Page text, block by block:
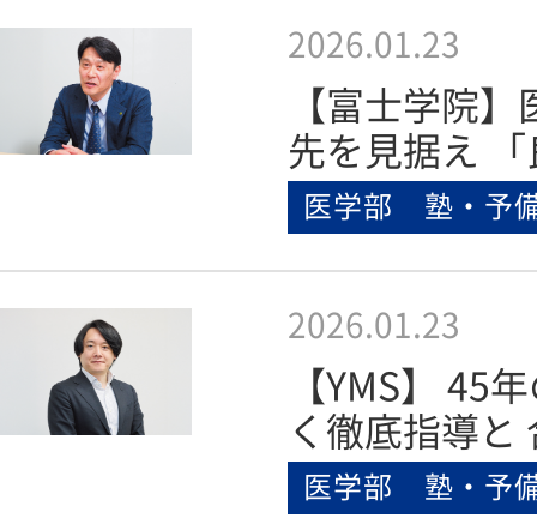
医学部 塾・予
2026.01.23
【富士学院
先を見据え
医学部 塾・予
2026.01.23
【YMS】 45
く徹底指導